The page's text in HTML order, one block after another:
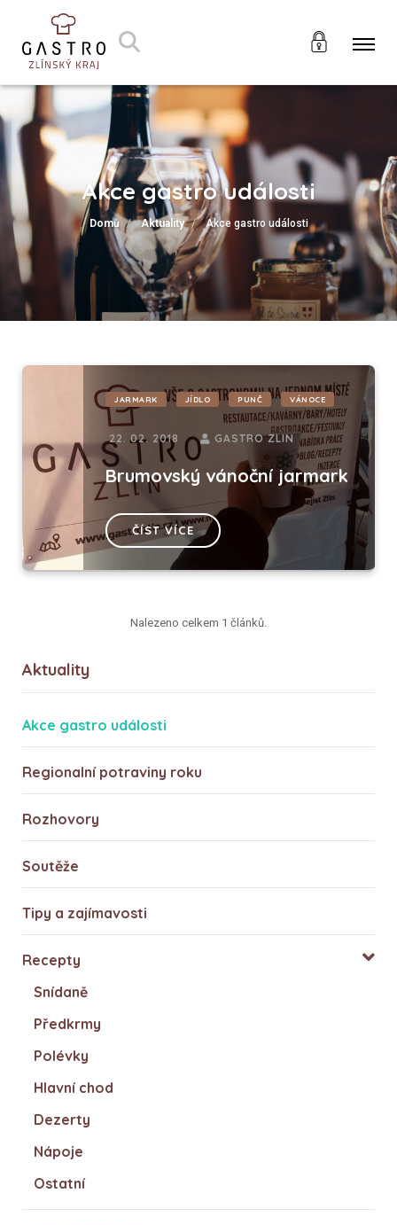
Akce gastro události
Domů Aktuality Akce gastro události
JARMARK JÍDLO PUNČ VÁNOCE
22. 02. 2018 GASTRO ZLIN
Brumovský vánoční jarmark
ČÍST VÍCE
Nalezeno celkem 1 článků.
Aktuality
Akce gastro události
Regionalní potraviny roku
Rozhovory
Soutěže
Tipy a zajímavosti
Recepty
Snídaně
Předkrmy
Polévky
Hlavní chod
Dezerty
Nápoje
Ostatní